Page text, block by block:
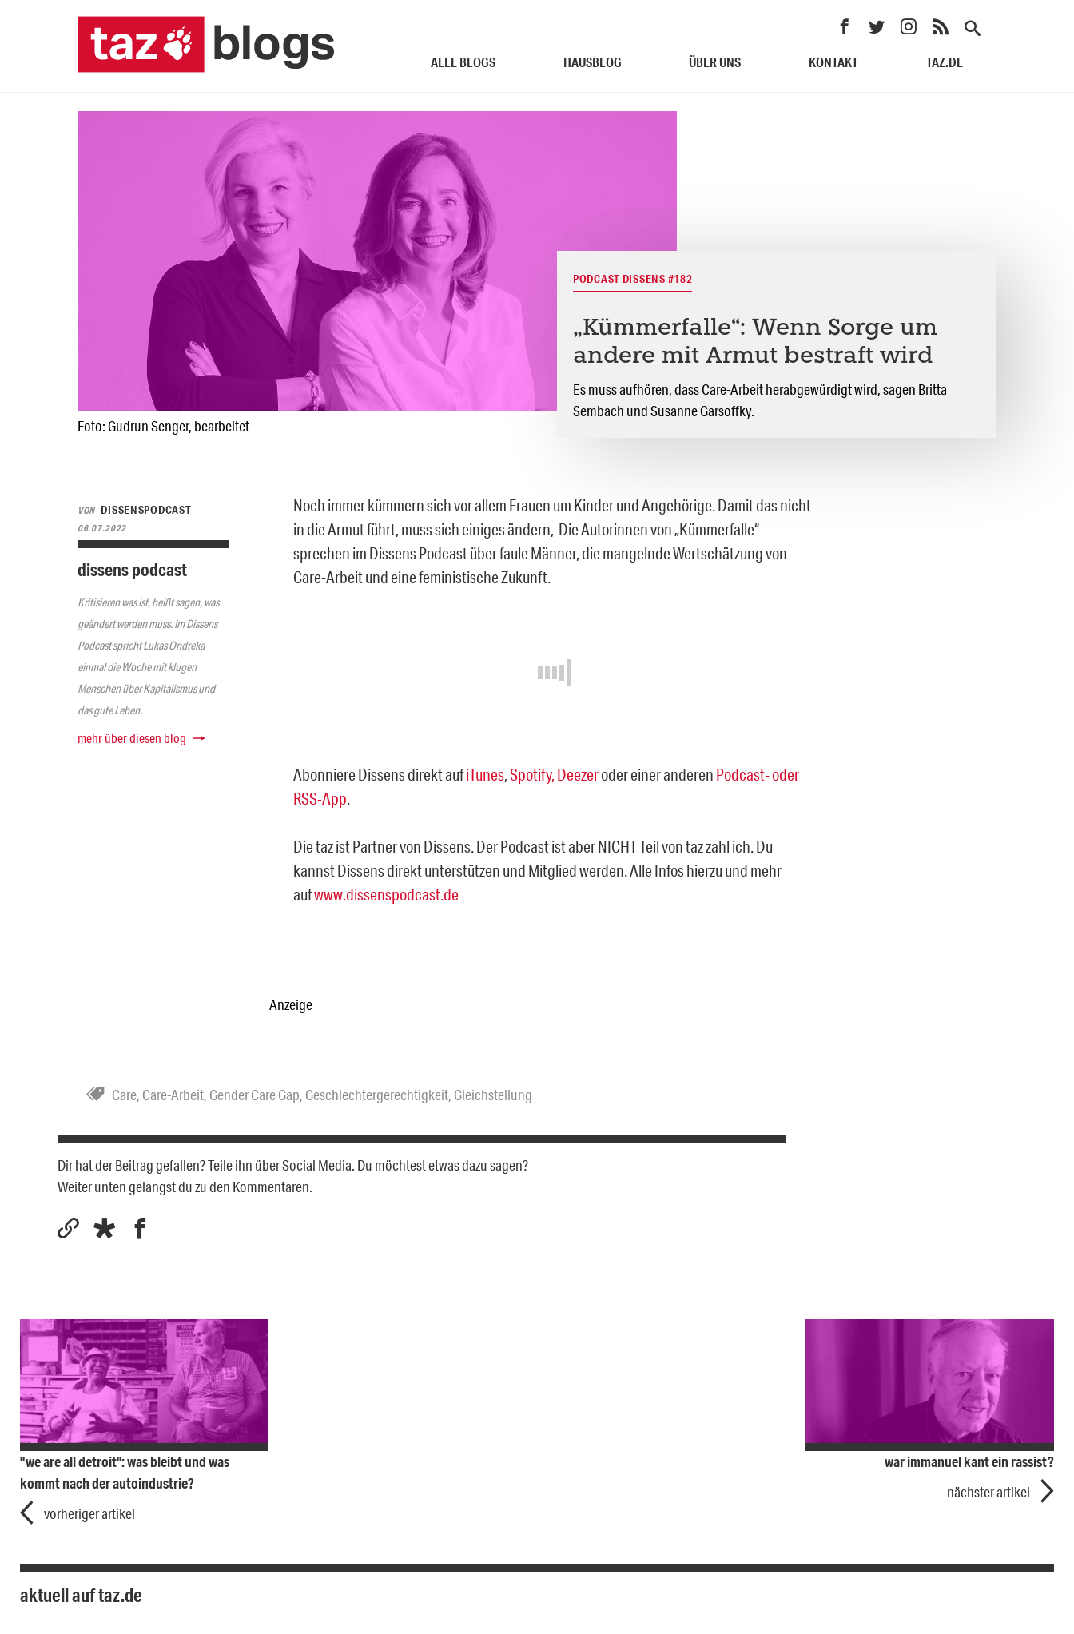
ALLE BLOGS HAUSBLOG ÜBER UNS KONTAKT TAZ.DE
Foto: Gudrun Senger, bearbeitet
PODCAST DISSENS #182
„Kümmerfalle“: Wenn Sorge um
andere mit Armut bestraft wird
Es muss aufhören, dass Care-Arbeit herabgewürdigt wird, sagen Britta
Sembach und Susanne Garsoffky.
VON DISSENSPODCAST
06.07.2022
dissens podcast
Kritisieren was ist, heißt sagen, was
geändert werden muss. Im Dissens
Podcast spricht Lukas Ondreka
einmal die Woche mit klugen
Menschen über Kapitalismus und
das gute Leben.
mehr über diesen blog
Noch immer kümmern sich vor allem Frauen um Kinder und Angehörige. Damit das nicht
in die Armut führt, muss sich einiges ändern, Die Autorinnen von „Kümmerfalle“
sprechen im Dissens Podcast über faule Männer, die mangelnde Wertschätzung von
Care-Arbeit und eine feministische Zukunft.
Abonniere Dissens direkt aufiTunes,Spotify, Deezeroder einer anderen Podcast- oder
RSS-App.
Die taz ist Partner von Dissens. Der Podcast ist aber NICHT Teil von taz zahl ich. Du
kannst Dissens direkt unterstützen und Mitglied werden. Alle Infos hierzu und mehr
aufwww.dissenspodcast.de
Anzeige
Care, Care-Arbeit, Gender Care Gap, Geschlechtergerechtigkeit, Gleichstellung
Dir hat der Beitrag gefallen? Teile ihn über Social Media. Du möchtest etwas dazu sagen?
Weiter unten gelangst du zu den Kommentaren.
"we are all detroit": was bleibt und was
kommt nach der autoindustrie?
vorheriger artikel
war immanuel kant ein rassist?
nächster artikel
aktuell auf taz.de